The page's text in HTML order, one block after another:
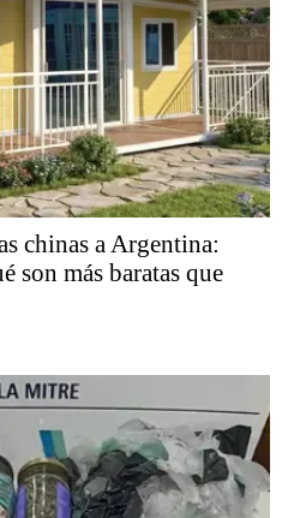
chinas a Argentina:
son más baratas que